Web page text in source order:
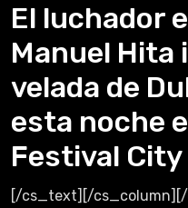
El luchador
Manuel Hita
velada de
esta noche
Festival City
[/cs_text][/